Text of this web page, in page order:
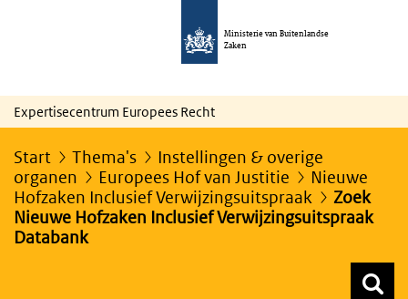
Ministerie van Buitenlandse
Zaken
Expertisecentrum Europees Recht
Start Thema's
Instellingen & overige
organen
Europees Hof van Justitie
Nieuwe
Hofzaken Inclusief Verwijzingsuitspraak
Zoek
Nieuwe Hofzaken Inclusief Verwijzingsuitspraak
Databank